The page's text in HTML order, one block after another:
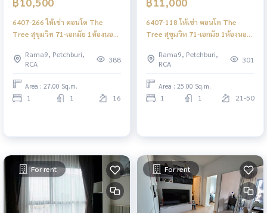
6407-266 ให้เช่า คอนโด The
Tree สุขุมวิท 71-เอกมัย 1ห้องนอน
Rama9, Petchburi,
RCA
388
Area : 27.00 Sq.m.
1 1 16
6407-118 ให้เช่า คอนโด The
Tree สุขุมวิท 71-เอกมัย 1ห้องนอน
Rama9, Petchburi,
RCA
301
Area : 25.00 Sq.m.
1 1 21-50
For rent For rent